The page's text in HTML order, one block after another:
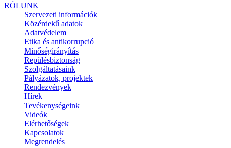
RÓLUNK
Szervezeti információk
Közérdekű adatok
Adatvédelem
Etika és antikorrupció
Minőségirányítás
Repülésbiztonság
Szolgáltatásaink
Pályázatok, projektek
Rendezvények
Hírek
Tevékenységeink
Videók
Elérhetőségek
Kapcsolatok
Megrendelés